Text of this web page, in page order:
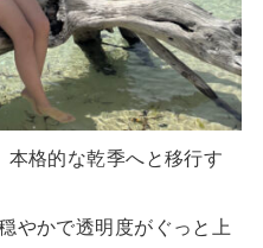
本格的な乾季へと移行す
やかで透明度がぐっと上